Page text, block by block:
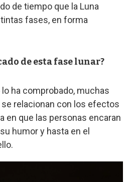
de tiempo que la Luna
fases, en forma
de esta fase lunar?
ha comprobado, muchas
relacionan con los efectos
en que las personas encaran
humor y hasta en el